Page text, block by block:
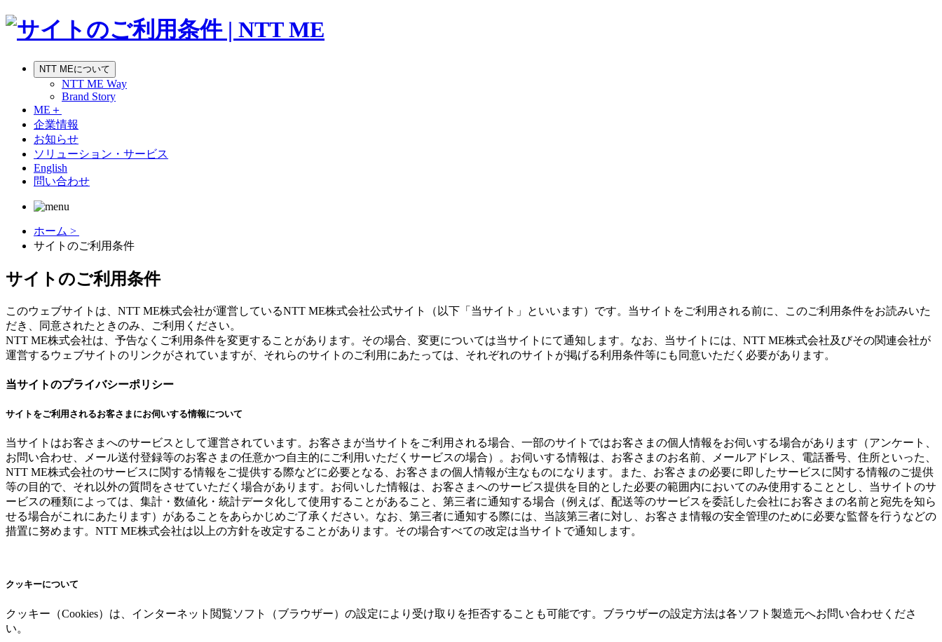
NTT MEについて
NTT ME Way
Brand Story
ME＋
企業情報
お知らせ
ソリューション・サービス
English
問い合わせ
ホーム >
サイトのご利用条件
サイトのご利用条件
このウェブサイトは、NTT ME株式会社が運営しているNTT ME株式会社公式サイト（以下「当サイト」といいます）です。当サイトをご利用される前に、このご利用条件をお読みいた
だき、同意されたときのみ、ご利用ください。
NTT ME株式会社は、予告なくご利用条件を変更することがあります。その場合、変更については当サイトにて通知します。なお、当サイトには、NTT ME株式会社及びその関連会社が
運営するウェブサイトのリンクがされていますが、それらのサイトのご利用にあたっては、それぞれのサイトが掲げる利用条件等にも同意いただく必要があります。
当サイトのプライバシーポリシー
サイトをご利用されるお客さまにお伺いする情報について
当サイトはお客さまへのサービスとして運営されています。お客さまが当サイトをご利用される場合、一部のサイトではお客さまの個人情報をお伺いする場合があります（アンケート、
お問い合わせ、メール送付登録等のお客さまの任意かつ自主的にご利用いただくサービスの場合）。お伺いする情報は、お客さまのお名前、メールアドレス、電話番号、住所といった、
NTT ME株式会社のサービスに関する情報をご提供する際などに必要となる、お客さまの個人情報が主なものになります。また、お客さまの必要に即したサービスに関する情報のご提供
等の目的で、それ以外の質問をさせていただく場合があります。お伺いした情報は、お客さまへのサービス提供を目的とした必要の範囲内においてのみ使用することとし、当サイトのサ
ービスの種類によっては、集計・数値化・統計データ化して使用することがあること、第三者に通知する場合（例えば、配送等のサービスを委託した会社にお客さまの名前と宛先を知ら
せる場合がこれにあたります）があることをあらかじめご了承ください。なお、第三者に通知する際には、当該第三者に対し、お客さま情報の安全管理のために必要な監督を行うなどの
措置に努めます。NTT ME株式会社は以上の方針を改定することがあります。その場合すべての改定は当サイトで通知します。
クッキーについて
クッキー（Cookies）は、インターネット閲覧ソフト（ブラウザー）の設定により受け取りを拒否することも可能です。ブラウザーの設定方法は各ソフト製造元へお問い合わせくださ
い。